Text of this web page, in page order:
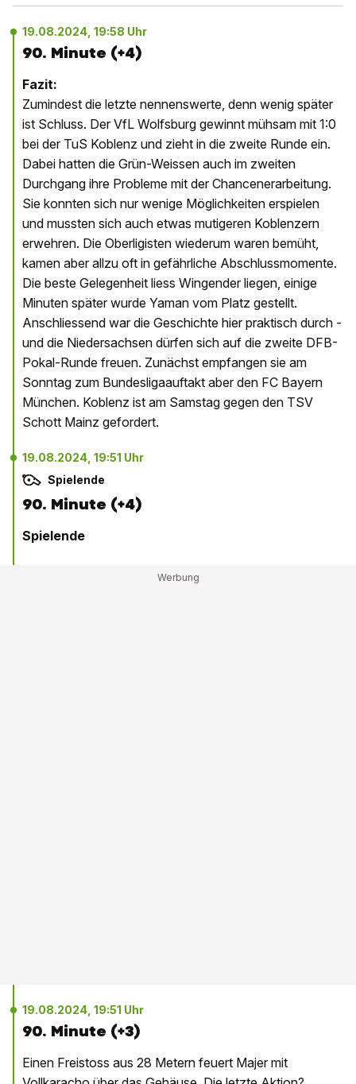
19.08.2024, 19:58 Uhr
90. Minute (+4)
Fazit:
Zumindest die letzte nennenswerte, denn wenig später
ist Schluss. Der VfL Wolfsburg gewinnt mühsam mit 1:0
bei der TuS Koblenz und zieht in die zweite Runde ein.
Dabei hatten die Grün-Weissen auch im zweiten
Durchgang ihre Probleme mit der Chancenerarbeitung.
Sie konnten sich nur wenige Möglichkeiten erspielen
und mussten sich auch etwas mutigeren Koblenzern
erwehren. Die Oberligisten wiederum waren bemüht,
kamen aber allzu oft in gefährliche Abschlussmomente.
Die beste Gelegenheit liess Wingender liegen, einige
Minuten später wurde Yaman vom Platz gestellt.
Anschliessend war die Geschichte hier praktisch durch -
und die Niedersachsen dürfen sich auf die zweite DFB-
Pokal-Runde freuen. Zunächst empfangen sie am
Sonntag zum Bundesligaauftakt aber den FC Bayern
München. Koblenz ist am Samstag gegen den TSV
Schott Mainz gefordert.
19.08.2024, 19:51 Uhr
Spielende
90. Minute (+4)
Spielende
19.08.2024, 19:51 Uhr
90. Minute (+3)
Einen Freistoss aus 28 Metern feuert Majer mit